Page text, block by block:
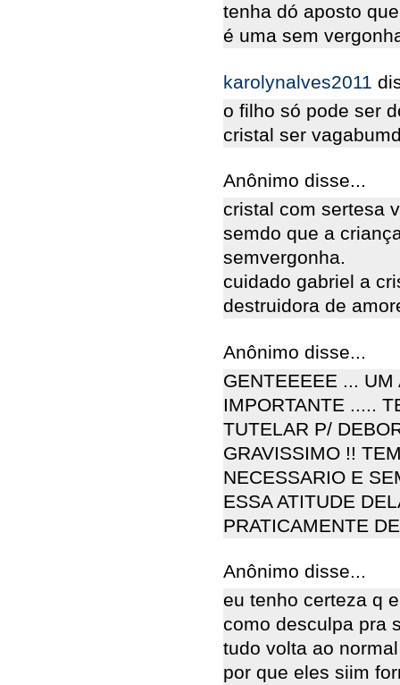
tenha dó aposto
é uma sem
karolynalves2011
o filho só pode ser
cristal ser
Anônimo disse...
cristal com sertesa
semdo que a
semvergonha.
cuidado gabriel a
destruidora de
Anônimo disse...
GENTEEEEE ...
IMPORTANTE .....
TUTELAR P/
GRAVISSIMO !!
NECESSARIO E
ESSA ATITUDE
PRATICAMENTE
Anônimo disse...
eu tenho certeza q
como desculpa pra
tudo volta ao
por que eles siim